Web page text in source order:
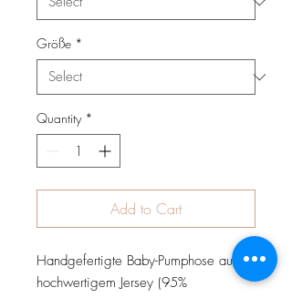
Größe *
Quantity *
Add to Cart
Handgefertigte Baby-Pumphose aus
hochwertigem Jersey (95%